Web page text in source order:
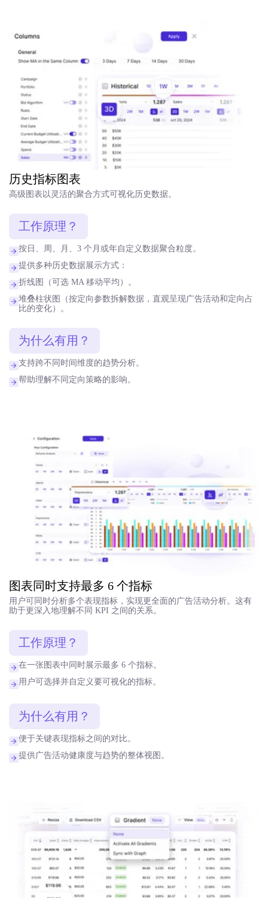
历史指标图表
高级图表以灵活的聚合方式可视化历史数据。
工作原理？
按日、周、月、3 个月或年自定义数据聚合粒度。
提供多种历史数据展示方式：
折线图（可选 MA 移动平均）。
堆叠柱状图（按定向参数拆解数据，直观呈现广告活动和定向占
比的变化）。
为什么有用？
支持跨不同时间维度的趋势分析。
帮助理解不同定向策略的影响。
图表同时支持最多 6 个指标
用户可同时分析多个表现指标，实现更全面的广告活动分析。这有
助于更深入地理解不同 KPI 之间的关系。
工作原理？
在一张图表中同时展示最多 6 个指标。
用户可选择并自定义要可视化的指标。
为什么有用？
便于关键表现指标之间的对比。
提供广告活动健康度与趋势的整体视图。